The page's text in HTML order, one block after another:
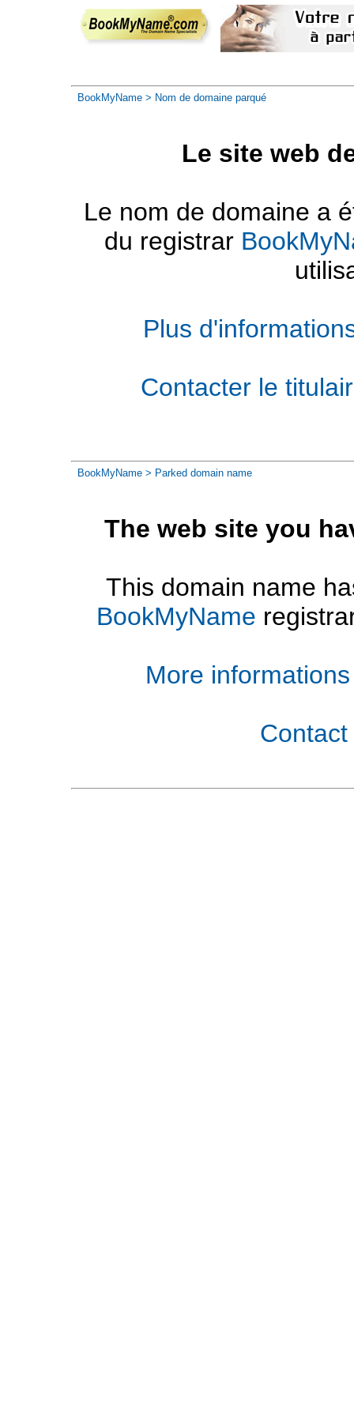
BookMyName > Nom de domaine parqué
Le site web
Le nom de domaine a
du registrar
Plus
Contacter le
BookMyName > Parked domain name
The web site you
This domain name
BookMyName
More